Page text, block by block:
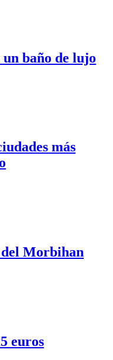
un baño de lujo
más
del Morbihan
euros